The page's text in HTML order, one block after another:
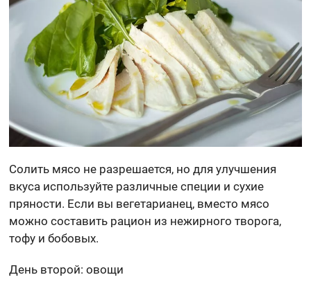
Солить мясо не разрешается, но для улучшения
вкуса используйте различные специи и сухие
пряности. Если вы вегетарианец, вместо мясо
можно составить рацион из нежирного творога,
тофу и бобовых.
День второй: овощи